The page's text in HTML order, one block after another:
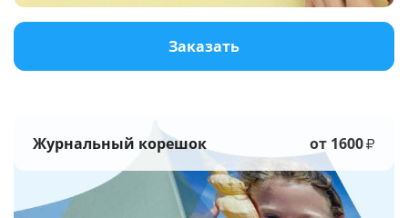
Заказать
Журнальный корешок от 1600₽